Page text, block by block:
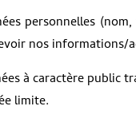
personnelles
nos informations/
à caractère public
limite.